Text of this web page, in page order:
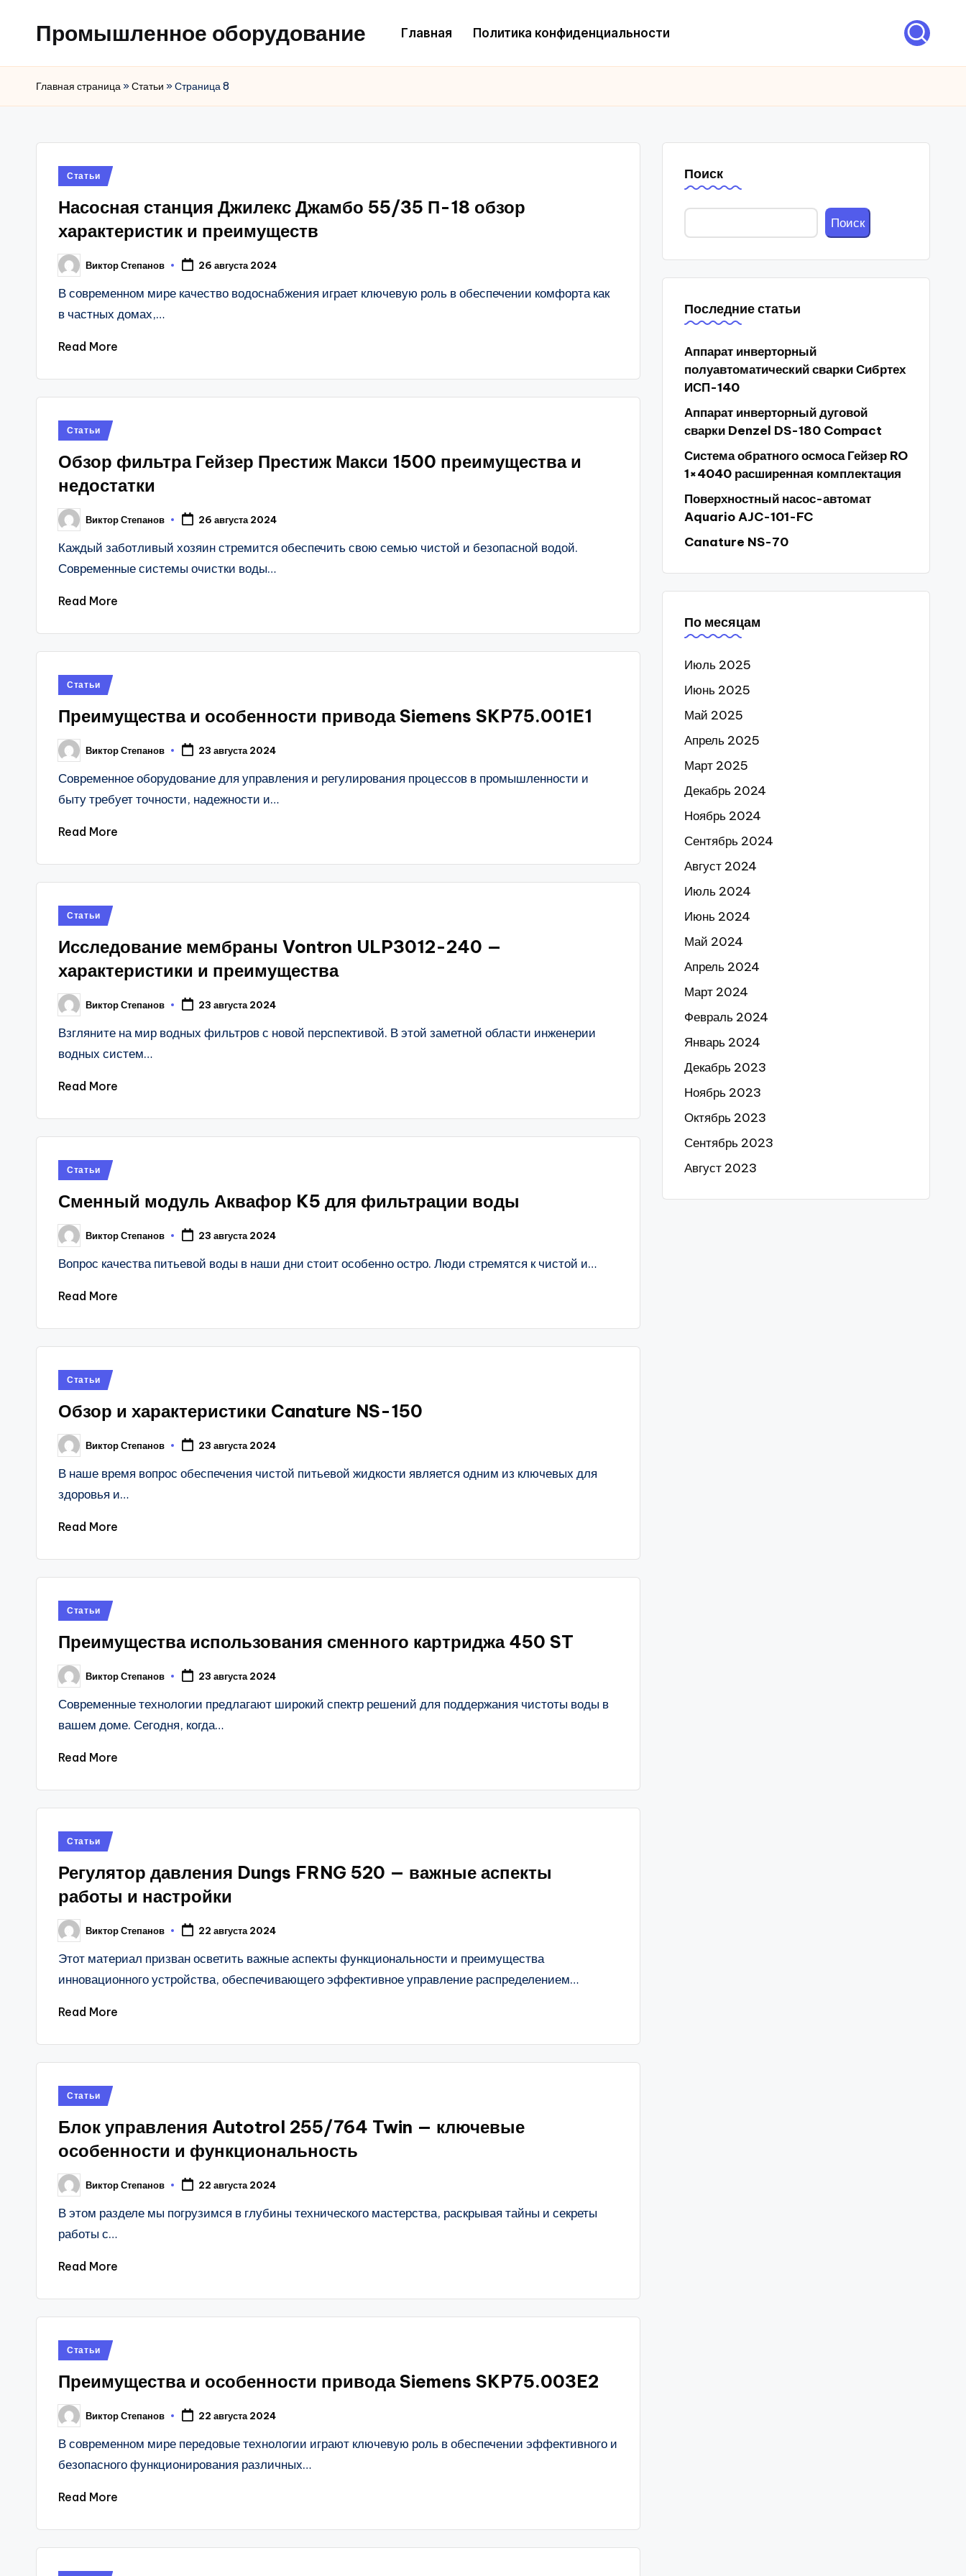
Промышленное оборудование Главная Политика конфиденциальности
Главная страница»Статьи »Страница 8
Posted
Статьи
Насосная станция Джилекс Джамбо 55/35 П-18 обзор
характеристик и преимуществ
Posted
by
Виктор Степанов 26 августа 2024
В современном мире качество водоснабжения играет ключевую роль в обеспечении комфорта как
в частных домах,…
Read More
Posted
Статьи
Обзор фильтра Гейзер Престиж Макси 1500 преимущества и
недостатки
Posted
by
Виктор Степанов 26 августа 2024
Каждый заботливый хозяин стремится обеспечить свою семью чистой и безопасной водой.
Современные системы очистки воды…
Read More
Posted
Статьи
Преимущества и особенности привода Siemens SKP75.001E1
Posted
by
Виктор Степанов 23 августа 2024
Современное оборудование для управления и регулирования процессов в промышленности и
быту требует точности, надежности и…
Read More
Posted
Статьи
Исследование мембраны Vontron ULP3012-240 —
характеристики и преимущества
Posted
by
Виктор Степанов 23 августа 2024
Взгляните на мир водных фильтров с новой перспективой. В этой заметной области инженерии
водных систем…
Read More
Posted
Статьи
Сменный модуль Аквафор K5 для фильтрации воды
Posted
by
Виктор Степанов 23 августа 2024
Вопрос качества питьевой воды в наши дни стоит особенно остро. Люди стремятся к чистой и…
Read More
Posted
Статьи
Обзор и характеристики Canature NS-150
Posted
by
Виктор Степанов 23 августа 2024
В наше время вопрос обеспечения чистой питьевой жидкости является одним из ключевых для
здоровья и…
Read More
Posted
Статьи
Преимущества использования сменного картриджа 450 ST
Posted
by
Виктор Степанов 23 августа 2024
Современные технологии предлагают широкий спектр решений для поддержания чистоты воды в
вашем доме. Сегодня, когда…
Read More
Posted
Статьи
Регулятор давления Dungs FRNG 520 — важные аспекты
работы и настройки
Posted
by
Виктор Степанов 22 августа 2024
Этот материал призван осветить важные аспекты функциональности и преимущества
инновационного устройства, обеспечивающего эффективное управление распределением…
Read More
Posted
Статьи
Блок управления Autotrol 255/764 Twin — ключевые
особенности и функциональность
Posted
by
Виктор Степанов 22 августа 2024
В этом разделе мы погрузимся в глубины технического мастерства, раскрывая тайны и секреты
работы с…
Read More
Posted
Статьи
Преимущества и особенности привода Siemens SKP75.003E2
Posted
by
Виктор Степанов 22 августа 2024
В современном мире передовые технологии играют ключевую роль в обеспечении эффективного и
безопасного функционирования различных…
Read More
Поиск
Поиск
Последние статьи
Аппарат инверторный
полуавтоматический сварки Сибртех
ИСП-140
Аппарат инверторный дуговой
сварки Denzel DS-180 Compact
Система обратного осмоса Гейзер RO
1×4040 расширенная комплектация
Поверхностный насос-автомат
Aquario AJC-101-FC
Canature NS-70
По месяцам
Июль 2025
Июнь 2025
Май 2025
Апрель 2025
Март 2025
Декабрь 2024
Ноябрь 2024
Сентябрь 2024
Август 2024
Июль 2024
Июнь 2024
Май 2024
Апрель 2024
Март 2024
Февраль 2024
Январь 2024
Декабрь 2023
Ноябрь 2023
Октябрь 2023
Сентябрь 2023
Август 2023